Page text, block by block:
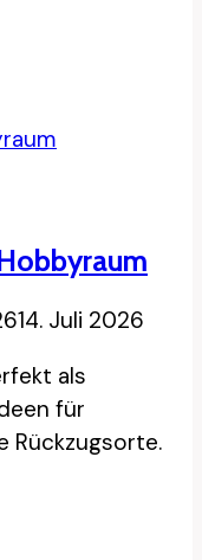
14. Juli 2026
als
für
Rückzugsorte.